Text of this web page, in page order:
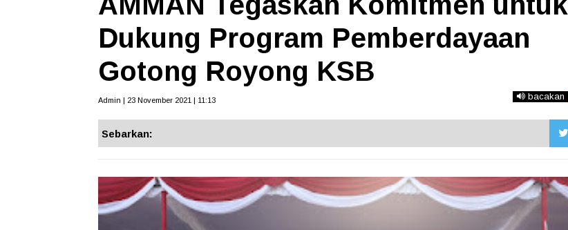
Dukung Program Pemberdayaan
Gotong Royong KSB
Admin | 23 November 2021 | 11:13 bacakan
Sebarkan: